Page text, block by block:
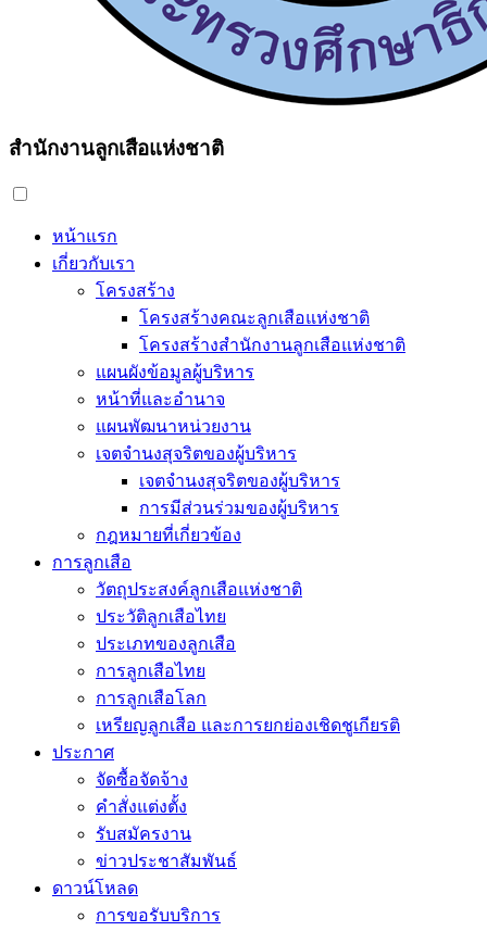
สำนักงานลูกเสือแห่งชาติ
หน้าแรก
เกี่ยวกับเรา
โครงสร้าง
โครงสร้างคณะลูกเสือแห่งชาติ
โครงสร้างสำนักงานลูกเสือแห่งชาติ
แผนผังข้อมูลผู้บริหาร
หน้าที่และอำนาจ
แผนพัฒนาหน่วยงาน
เจตจำนงสุจริตของผู้บริหาร
เจตจำนงสุจริตของผู้บริหาร
การมีส่วนร่วมของผู้บริหาร
กฎหมายที่เกี่ยวข้อง
การลูกเสือ
วัตถุประสงค์ลูกเสือแห่งชาติ
ประวัติลูกเสือไทย
ประเภทของลูกเสือ
การลูกเสือไทย
การลูกเสือโลก
เหรียญลูกเสือ และการยกย่องเชิดชูเกียรติ
ประกาศ
จัดซื้อจัดจ้าง
คำสั่งแต่งตั้ง
รับสมัครงาน
ข่าวประชาสัมพันธ์
ดาวน์โหลด
การขอรับบริการ